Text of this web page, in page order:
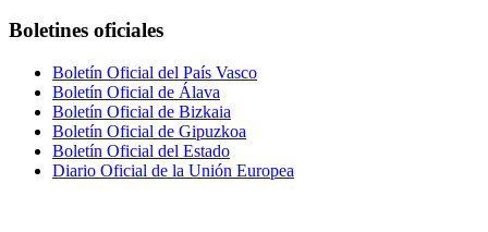
Boletines oficiales
Boletín Oficial del País Vasco
Boletín Oficial de Álava
Boletín Oficial de Bizkaia
Boletín Oficial de Gipuzkoa
Boletín Oficial del Estado
Diario Oficial de la Unión Europea